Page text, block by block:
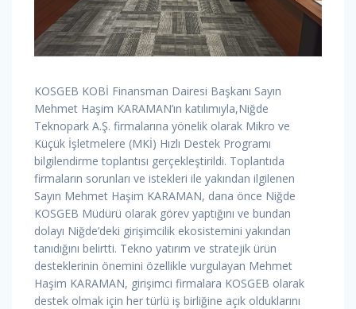
KOSGEB KOBİ Finansman Dairesi Başkanı Sayın
Mehmet Haşim KARAMAN’ın katılımıyla,Niğde
Teknopark A.Ş. firmalarına yönelik olarak Mikro ve
Küçük İşletmelere (MKİ) Hızlı Destek Programı
bilgilendirme toplantısı gerçekleştirildi. Toplantıda
firmaların sorunları ve istekleri ile yakından ilgilenen
Sayın Mehmet Haşim KARAMAN, dana önce Niğde
KOSGEB Müdürü olarak görev yaptığını ve bundan
dolayı Niğde’deki girişimcilik ekosistemini yakından
tanıdığını belirtti. Tekno yatırım ve stratejik ürün
desteklerinin önemini özellikle vurgulayan Mehmet
Haşim KARAMAN, girişimci firmalara KOSGEB olarak
destek olmak için her türlü iş birliğine açık olduklarını